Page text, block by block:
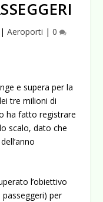
| Aeroporti | 0
e supera per la
tre milioni di
ha fatto registrare
scalo, dato che
l’obiettivo
per